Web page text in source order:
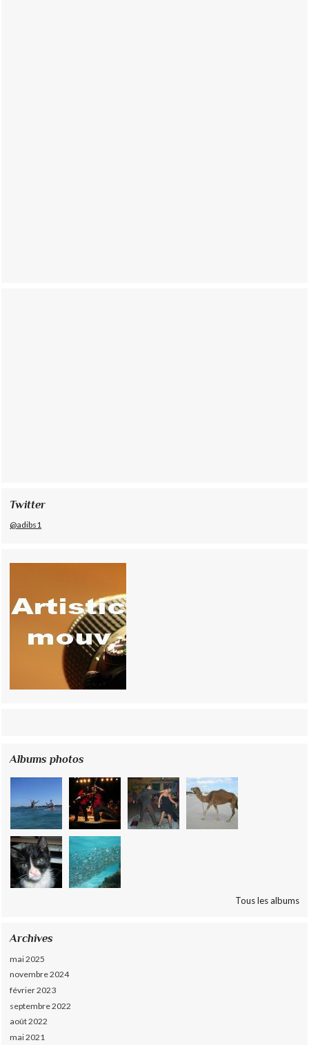
Twitter
@adibs1
Albums photos
Tous les albums
Archives
mai 2025
novembre 2024
février 2023
septembre 2022
août 2022
mai 2021